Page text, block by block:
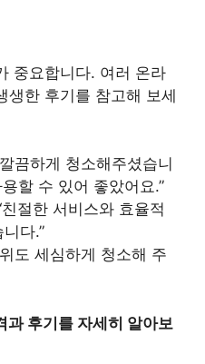
중요합니다. 여러 온라
생한 후기를 참고해 보세
끔하게 청소해주셨습니
할 수 있어 좋았어요.”
친절한 서비스와 효율적
다.”
도 세심하게 청소해 주
과 후기를 자세히 알아보